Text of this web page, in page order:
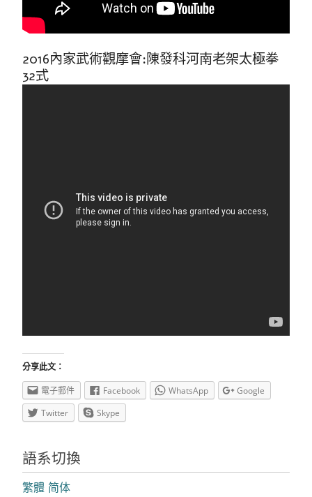
2016內家武術觀摩會:陳發科河南老架太極拳
32式
分享此文：
電子郵件 Facebook WhatsApp
Google
Twitter
Skype
語系切換
繁體 简体